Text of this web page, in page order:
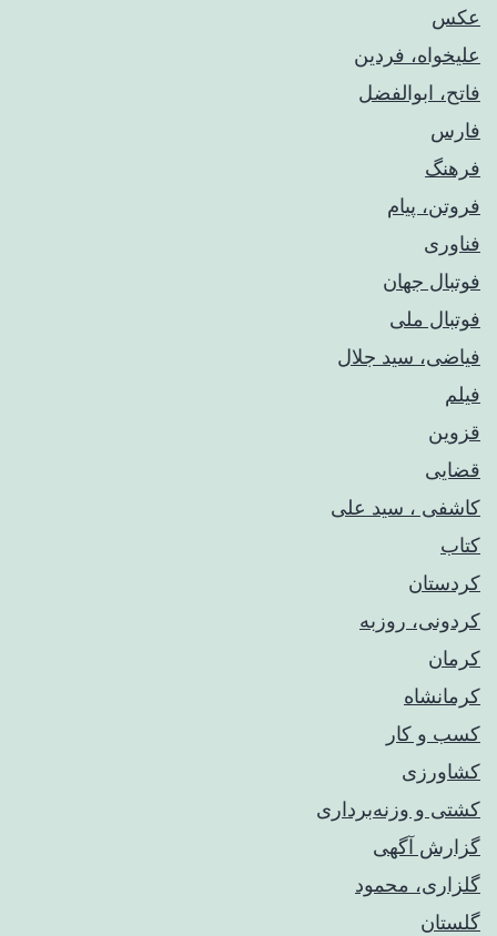
عکس
علیخواه، فردین
فاتح، ابوالفضل
فارس
فرهنگ
فروتن، پیام
فناوری
فوتبال جهان
فوتبال ملی
فیاضی، سید جلال
فیلم
قزوین
قضایی
کاشفی ، سید علی
کتاب
کردستان
کردونی، روزبه
کرمان
کرمانشاه
کسب و کار
کشاورزی
کشتی و وزنه‌برداری
گزارش آگهی
گلزاری، محمود
گلستان